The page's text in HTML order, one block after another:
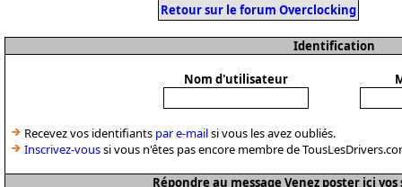
Retour sur le forum Overclocking
Identification
Nom d'utilisateur
Recevez vos identifiants par e-mailsi vous les avez oubliés.
Inscrivez-voussi vous n'êtes pas encore membre de
Répondre au message Venez poster ici vos